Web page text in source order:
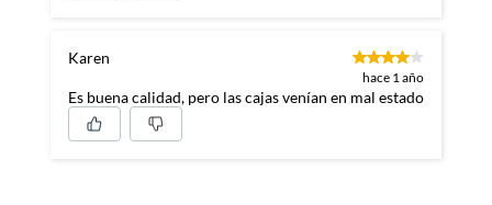
Karen
hace 1 año
Es buena calidad, pero las cajas venían en mal estado